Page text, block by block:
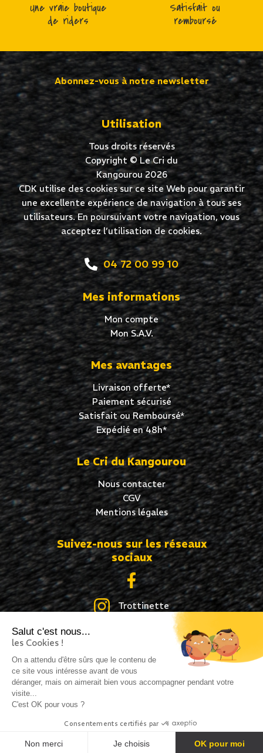
Salut c'est nous...
les Cookies !
On a attendu d'être sûrs que le contenu de
ce site vous intéresse avant de vous
déranger, mais on aimerait bien vous accompagner pendant votre
visite...
C'est OK pour vous ?
Consentements certifiés par
Non merci Je choisis OK pour moi
Une vraie boutique
de riders
Satisfait ou
remboursé
Abonnez-vous à notre newsletter
Utilisation
Tous droits réservés
Copyright © Le Cri du
Kangourou 2026
CDK utilise des cookies sur ce site Web pour garantir
une excellente expérience de navigation à tous ses
utilisateurs. En poursuivant votre navigation, vous
acceptez l’utilisation de cookies.
04 72 00 99 10
Mes informations
Mon compte
Mon S.A.V.
Mes avantages
Livraison offerte*
Paiement sécurisé
Satisfait ou Remboursé*
Expédié en 48h*
Le Cri du Kangourou
Nous contacter
CGV
Mentions légales
Suivez-nous sur les réseaux
sociaux
Trottinette
Roller
Création site internet : idcom-lagence.fr- Copyright
- Confidentialité